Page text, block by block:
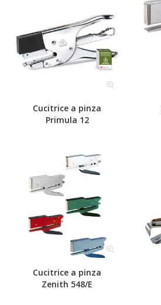
Cucitrice a pinza
Primula 12
Cucitrice a pinza
Zenith 548/E